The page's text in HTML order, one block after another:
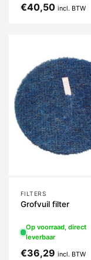
€40,50 incl. BTW
FILTERS
Grofvuil filter
Op voorraad, direct
leverbaar
€36,29 incl. BTW